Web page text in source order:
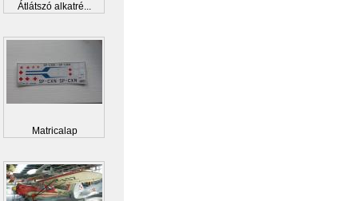
Átlátszó alkatré...
Matricalap